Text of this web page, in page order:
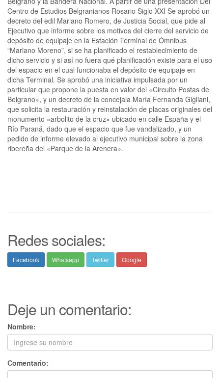
Redes sociales:
Facebook Whatsapp Twitter Google
Deje un comentario:
Nombre:
Comentario: